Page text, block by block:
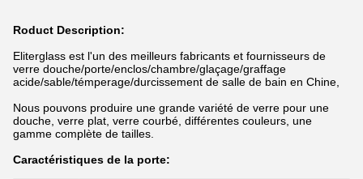
Roduct Description:
Eliterglass est l'un des meilleurs fabricants et fournisseurs de
verre douche/porte/enclos/chambre/glaçage/graffage
acide/sable/témperage/durcissement de salle de bain en Chine,
Nous pouvons produire une grande variété de verre pour une
douche, verre plat, verre courbé, différentes couleurs, une
gamme complète de tailles.
Caractéristiques de la porte: